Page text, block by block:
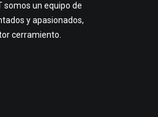
somos un equipo de
y apasionados,
cerramiento.